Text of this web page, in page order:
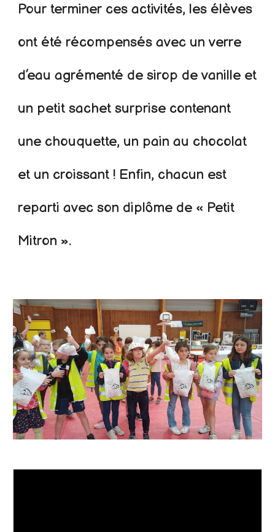
Pour terminer ces activités, les élèves
ont été récompensés avec un verre
d’eau agrémenté de sirop de vanille et
un petit sachet surprise contenant
une chouquette, un pain au chocolat
et un croissant ! Enfin, chacun est
reparti avec son diplôme de « Petit
Mitron ».